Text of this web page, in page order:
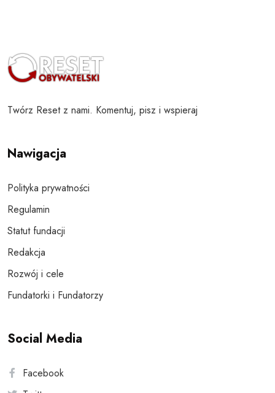
Twórz Reset z nami. Komentuj, pisz i wspieraj
Nawigacja
Polityka prywatności
Regulamin
Statut fundacji
Redakcja
Rozwój i cele
Fundatorki i Fundatorzy
Social Media
Facebook